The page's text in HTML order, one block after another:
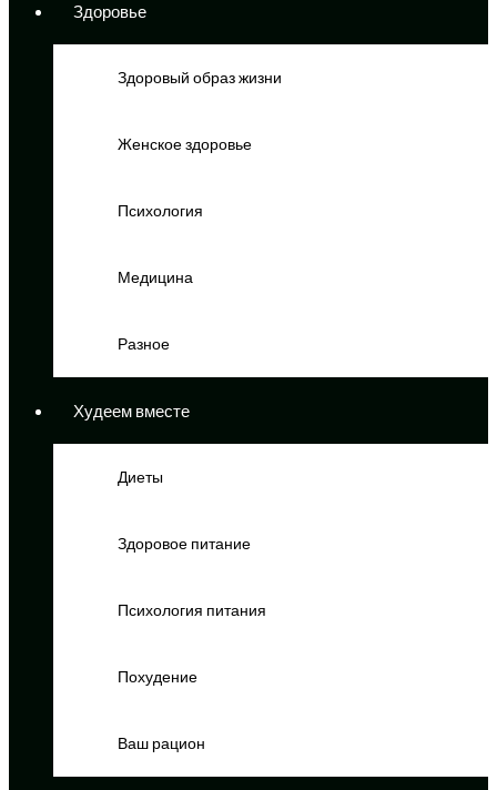
Здоровье
Здоровый образ жизни
Женское здоровье
Психология
Медицина
Разное
Худеем вместе
Диеты
Здоровое питание
Психология питания
Похудение
Ваш рацион